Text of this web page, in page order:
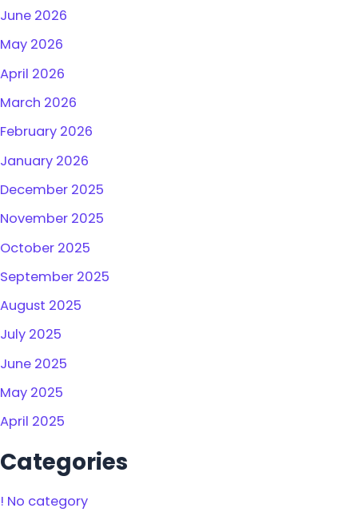
June 2026
May 2026
April 2026
March 2026
February 2026
January 2026
December 2025
November 2025
October 2025
September 2025
August 2025
July 2025
June 2025
May 2025
April 2025
Categories
! No category